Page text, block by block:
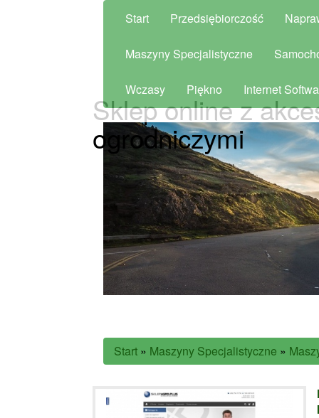
Start Przedsiębiorczość
Maszyny Specjalistyczne
Wczasy Piękno Internet
Sklep online z
ogrodniczymi
Start » Maszyny Specjalistyczne »